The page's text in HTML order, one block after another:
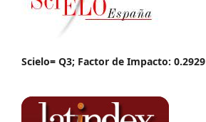
Scielo= Q3; Factor de Impacto: 0.2929